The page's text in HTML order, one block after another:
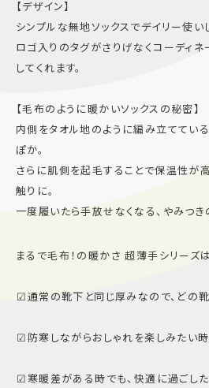
【デザイン】
シンプルな無地ソックスでデイリー使い
ロゴ入りのタグがさりげなくコーディネ
してくれます。
【毛布のように暖かいソックスの秘密】
内側をタオル地のように編み立ててい
ぽか。
さらに肌側を起毛することで保温性が
触りに。
一度履いたら手放せなくなる、やみつき
まるで毛布！の暖かさ 超薄手シリーズは
︎︎︎︎︎︎︎︎︎︎☑︎通常の靴下と同じ厚みなので、どの靴
︎︎︎︎︎︎☑︎防寒しながらおしゃれを楽しみたい
︎︎︎︎︎︎☑︎寒暖差がある時でも、快適に過ごした